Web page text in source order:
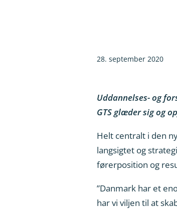
28. september 2020
Uddannelses- og
GTS glæder sig og
Helt centralt i den
langsigtet og
førerposition og
”Danmark har et
har vi viljen til at